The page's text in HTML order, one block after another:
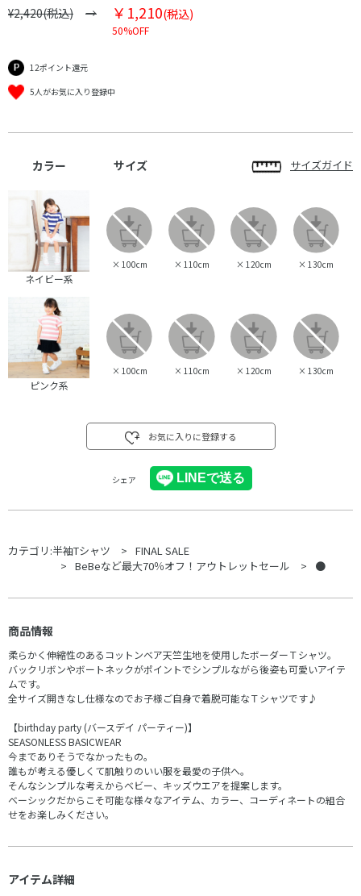
¥2,420(税込) ￥1,210(税込)
50%OFF
12ポイント還元
5人がお気に入り登録中
カラー サイズ サイズガイド
ネイビー系
× 100cm × 110cm × 120cm × 130cm
ピンク系
× 100cm × 110cm × 120cm × 130cm
お気に入りに登録する
シェア
カテゴリ:半袖Tシャツ
FINAL SALE
BeBeなど最大70％オフ！アウトレットセール
●
商品情報
柔らかく伸縮性のあるコットンベア天竺生地を使用したボーダーＴシャツ。
バックリボンやボートネックがポイントでシンプルながら後姿も可愛いアイテ
ムです。
全サイズ開きなし仕様なのでお子様ご自身で着脱可能なＴシャツです♪
【birthday party (バースデイ パーティー)】
SEASONLESS BASICWEAR
今までありそうでなかったもの。
誰もが考える優しくて肌触りのいい服を最愛の子供へ。
そんなシンプルな考えからベビー、キッズウエアを提案します。
ベーシックだからこそ可能な様々なアイテム、カラー、コーディネートの組合
せをお楽しみください。
アイテム詳細